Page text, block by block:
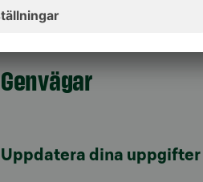
Genvägar
Uppdatera dina uppgifter